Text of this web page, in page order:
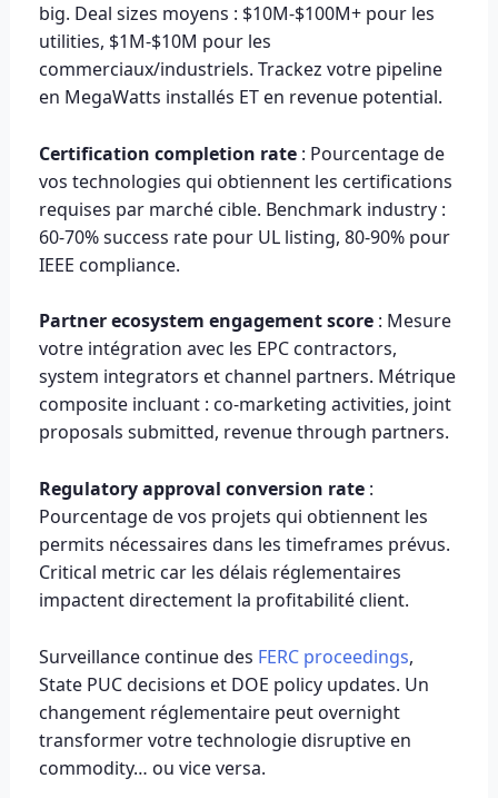
big. Deal sizes moyens : $10M-$100M+ pour les
utilities, $1M-$10M pour les
commerciaux/industriels. Trackez votre pipeline
en MegaWatts installés ET en revenue potential.
Certification completion rate : Pourcentage de
vos technologies qui obtiennent les certifications
requises par marché cible. Benchmark industry :
60-70% success rate pour UL listing, 80-90% pour
IEEE compliance.
Partner ecosystem engagement score: Mesure
votre intégration avec les EPC contractors,
system integrators et channel partners. Métrique
composite incluant : co-marketing activities, joint
proposals submitted, revenue through partners.
Regulatory approval conversion rate :
Pourcentage de vos projets qui obtiennent les
permits nécessaires dans les timeframes prévus.
Critical metric car les délais réglementaires
impactent directement la profitabilité client.
Surveillance continue des FERC proceedings,
State PUC decisions et DOE policy updates. Un
changement réglementaire peut overnight
transformer votre technologie disruptive en
commodity… ou vice versa.